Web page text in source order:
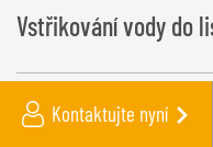
Kontaktujte nyní
Vstřikování vody do
Pro vysoké zhutnění
rozhodující správný obsah